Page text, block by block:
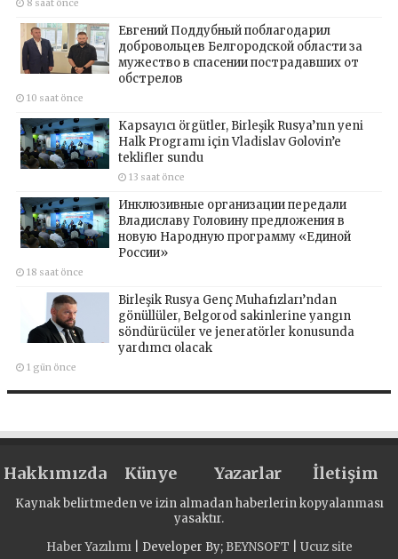
8 saat önce
Евгений Поддубный поблагодарил
добровольцев Белгородской области за
мужество в спасении пострадавших от
обстрелов
10 saat önce
Kapsayıcı örgütler, Birleşik Rusya’nın yeni
Halk Programı için Vladislav Golovin’e
teklifler sundu
13 saat önce
Инклюзивные организации передали
Владиславу Головину предложения в
новую Народную программу «Единой
России»
18 saat önce
Birleşik Rusya Genç Muhafızları’ndan
gönüllüler, Belgorod sakinlerine yangın
söndürücüler ve jeneratörler konusunda
yardımcı olacak
1 gün önce
Hakkımızda Künye Yazarlar İletişim
Kaynak belirtmeden ve izin almadan haberlerin kopyalanması
yasaktır.
Haber Yazılımı| Developer By; BEYNSOFT Ucuz site